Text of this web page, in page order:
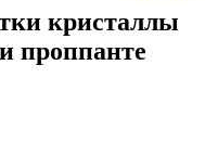
кристаллы
проппанте